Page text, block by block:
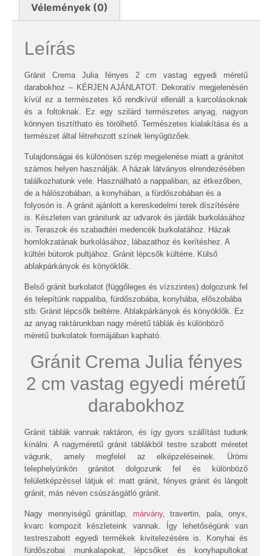
Vélemények (0)
Leírás
Gránit Crema Julia fényes 2 cm vastag egyedi méretű
darabokhoz – KÉRJEN AJÁNLATOT. Dekoratív megjelenésén
kívül ez a természetes kő rendkívül ellenáll a karcolásoknak
és a foltoknak. Ez egy szilárd természetes anyag, nagyon
könnyen tisztíthato és törölhető. Természetes kialakítása és a
természet által létrehozott színek lenyűgözőek.
Tulajdonságai és különösen szép megjelenése miatt a gránitot
számos helyen használják. A házak látványos elrendezésében
találkozhatunk vele. Használható a nappaliban, az étkezőben,
de a hálószobában, a konyhában, a fürdőszobában és a
folyosón is. A gránit ajánlott a kereskedelmi terek díszítésére
is. Készleten van gránitunk az udvarok és járdák burkolásához
is. Teraszok és szabadtéri medencék burkolatához. Házak
homlokzatának burkolásához, lábazathoz és kerítéshez. A
kültéri bútorok pultjához. Gránit lépcsők kültérre. Külső
ablakpárkányok és könyöklők.
Belső gránit burkolatot (függőleges és vízszintes) dolgozunk fel
és telepítünk nappaliba, fürdőszobába, konyhába, előszobába
stb. Gránit lépcsők beltérre. Ablakpárkányok és könyöklők. Ez
az anyag raktárunkban nagy méretű táblák és különböző
méretű burkolatok formájában kapható.
Gránit Crema Julia fényes
2 cm vastag egyedi méretű
darabokhoz
Gránit táblák vannak raktáron, és így gyors szállítást tudunk
kínálni. A nagyméretű gránit táblákból testre szabott méretet
vágunk, amely megfelel az elképzeléseinek. Ürömi
telephelyünkön gránitot dolgozunk fel és különböző
felületképzéssel látjuk el: matt gránit, fényes gránit és lángolt
gránit, más néven csúszásgátló gránit.
Nagy mennyiségű gránitlap, márvány, travertin, pala, onyx,
kvarc kompozit készleteink vannak. Így lehetőségünk van
testreszabott egyedi termékek kivitelezésére is. Konyhai és
fürdőszobai munkalapokat, lépcsőket és konyhapultokat